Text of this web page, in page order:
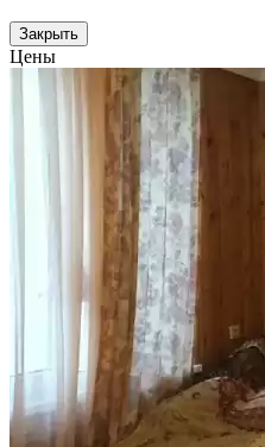
Закрыть
Цены